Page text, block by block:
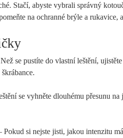
Stačí, abyste vybrali správný
na ochranné brýle a
se pustíte do vlastní leštění,
se vyhněte dlouhému přesunu
Pokud si nejste jisti, jakou intenzitu